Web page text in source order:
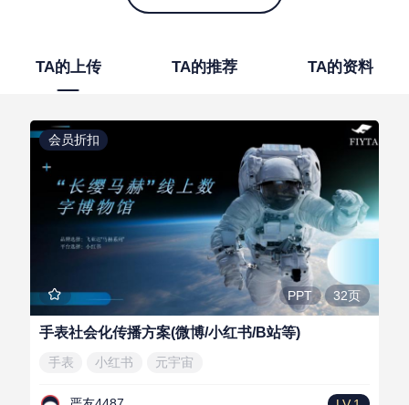
TA的上传 TA的推荐 TA的资料
会员折扣
PPT 32页
手表社会化传播方案(微博/小红书/B站等)
手表 小红书 元宇宙